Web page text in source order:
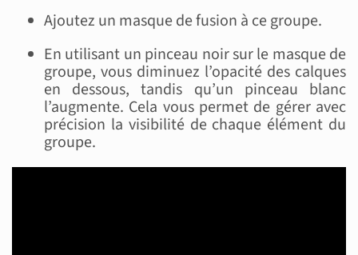
Ajoutez un masque de fusion à ce groupe.
En utilisant un pinceau noir sur le masque de
groupe, vous diminuez l’opacité des calques
en dessous, tandis qu’un pinceau blanc
l’augmente. Cela vous permet de gérer avec
précision la visibilité de chaque élément du
groupe.